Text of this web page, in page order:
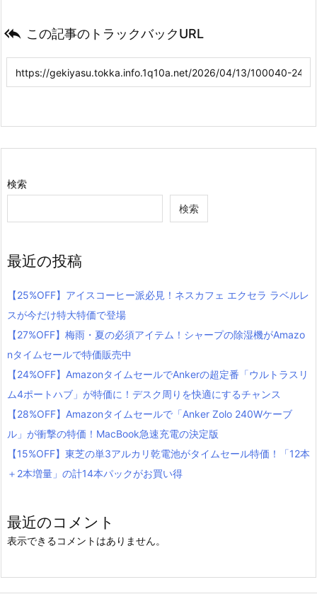
 この記事のトラックバックURL
検索
検索
最近の投稿
【25%OFF】アイスコーヒー派必見！ネスカフェ エクセラ ラベルレ
スが今だけ特大特価で登場
【27%OFF】梅雨・夏の必須アイテム！シャープの除湿機がAmazo
nタイムセールで特価販売中
【24%OFF】AmazonタイムセールでAnkerの超定番「ウルトラスリ
ム4ポートハブ」が特価に！デスク周りを快適にするチャンス
【28%OFF】Amazonタイムセールで「Anker Zolo 240Wケーブ
ル」が衝撃の特価！MacBook急速充電の決定版
【15%OFF】東芝の単3アルカリ乾電池がタイムセール特価！「12本
＋2本増量」の計14本パックがお買い得
最近のコメント
表示できるコメントはありません。